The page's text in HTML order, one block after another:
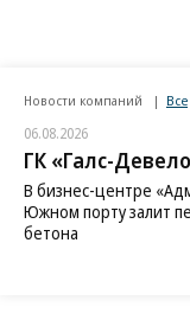
Новости компаний Все
06.08.2026
ГК «Галс-
В бизнес-центре
Южном порту залит
бетона